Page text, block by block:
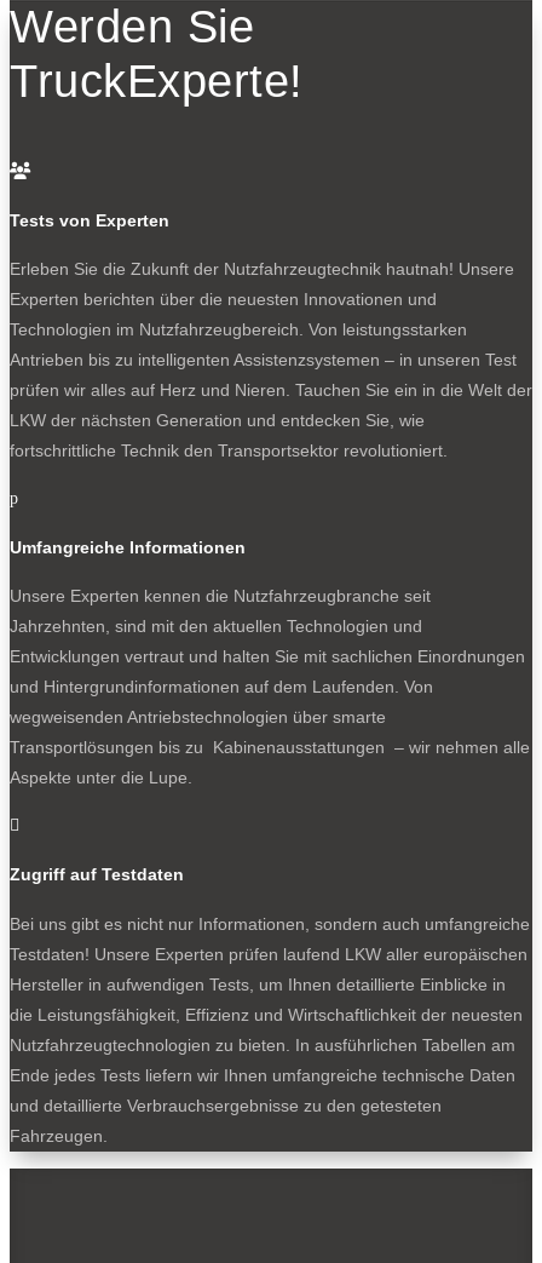
Werden Sie
TruckExperte!

Tests von Experten
Erleben Sie die Zukunft der Nutzfahrzeugtechnik hautnah! Unsere
Experten berichten über die neuesten Innovationen und
Technologien im Nutzfahrzeugbereich. Von leistungsstarken
Antrieben bis zu intelligenten Assistenzsystemen – in unseren Test
prüfen wir alles auf Herz und Nieren. Tauchen Sie ein in die Welt der
LKW der nächsten Generation und entdecken Sie, wie
fortschrittliche Technik den Transportsektor revolutioniert.
p
Umfangreiche Informationen
Unsere Experten kennen die Nutzfahrzeugbranche seit
Jahrzehnten, sind mit den aktuellen Technologien und
Entwicklungen vertraut und halten Sie mit sachlichen Einordnungen
und Hintergrundinformationen auf dem Laufenden. Von
wegweisenden Antriebstechnologien über smarte
Transportlösungen bis zu Kabinenausstattungen – wir nehmen alle
Aspekte unter die Lupe.

Zugriff auf Testdaten
Bei uns gibt es nicht nur Informationen, sondern auch umfangreiche
Testdaten! Unsere Experten prüfen laufend LKW aller europäischen
Hersteller in aufwendigen Tests, um Ihnen detaillierte Einblicke in
die Leistungsfähigkeit, Effizienz und Wirtschaftlichkeit der neuesten
Nutzfahrzeugtechnologien zu bieten. In ausführlichen Tabellen am
Ende jedes Tests liefern wir Ihnen umfangreiche technische Daten
und detaillierte Verbrauchsergebnisse zu den getesteten
Fahrzeugen.